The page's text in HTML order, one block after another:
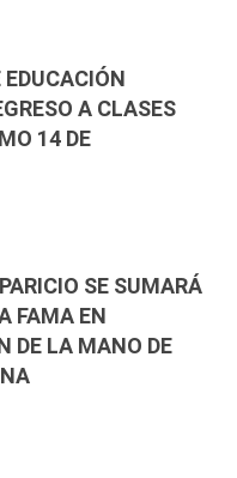
A CLASES
14 DE
SE SUMARÁ
FAMA EN
DE LA MANO DE